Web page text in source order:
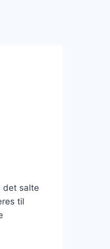
det salte
til